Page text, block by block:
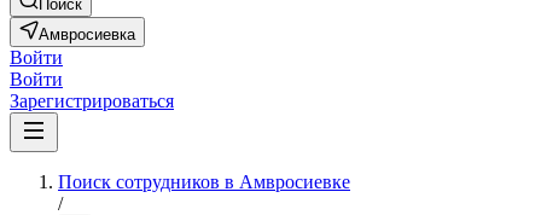
Поиск
Амвросиевка
Войти
Войти
Зарегистрироваться
Поиск сотрудников в Амвросиевке
/